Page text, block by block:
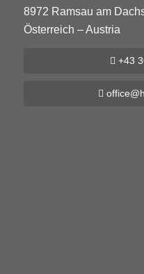
8972 Ramsau am
Österreich – Austria
+43